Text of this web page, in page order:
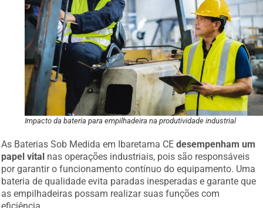
Impacto da bateria para empilhadeira na produtividade industrial
As Baterias Sob Medida em Ibaretama CE desempenham um
papel vital nas operações industriais, pois são responsáveis
por garantir o funcionamento contínuo do equipamento. Uma
bateria de qualidade evita paradas inesperadas e garante que
as empilhadeiras possam realizar suas funções com
eficiência.